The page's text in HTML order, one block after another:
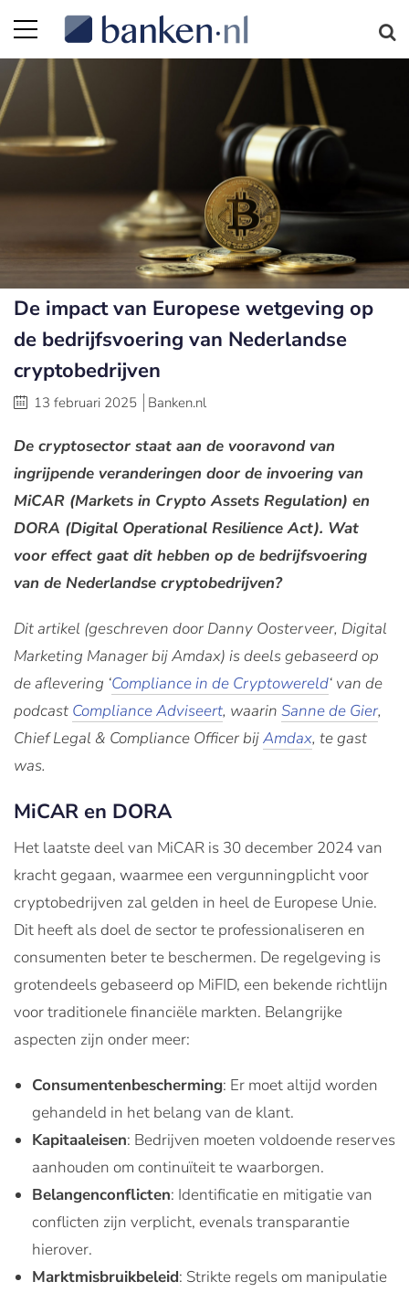
De impact van Europese wetgeving op
de bedrijfsvoering van Nederlandse
cryptobedrijven
13 februari 2025 Banken.nl
De cryptosector staat aan de vooravond van
ingrijpende veranderingen door de invoering van
MiCAR (Markets in Crypto Assets Regulation) en
DORA (Digital Operational Resilience Act). Wat
voor effect gaat dit hebben op de bedrijfsvoering
van de Nederlandse cryptobedrijven?
Dit artikel (geschreven door Danny Oosterveer, Digital
Marketing Manager bij Amdax) is deels gebaseerd op
de aflevering ‘Compliance in de Cryptowereld‘ van de
podcast Compliance Adviseert, waarin Sanne de Gier,
Chief Legal & Compliance Officer bijAmdax, te gast
was.
MiCAR en DORA
Het laatste deel van MiCAR is 30 december 2024 van
kracht gegaan, waarmee een vergunningplicht voor
cryptobedrijven zal gelden in heel de Europese Unie.
Dit heeft als doel de sector te professionaliseren en
consumenten beter te beschermen. De regelgeving is
grotendeels gebaseerd op MiFID, een bekende richtlijn
voor traditionele financiële markten. Belangrijke
aspecten zijn onder meer:
Consumentenbescherming: Er moet altijd worden
gehandeld in het belang van de klant.
Kapitaaleisen: Bedrijven moeten voldoende reserves
aanhouden om continuïteit te waarborgen.
Belangenconflicten: Identificatie en mitigatie van
conflicten zijn verplicht, evenals transparantie
hierover.
Marktmisbruikbeleid: Strikte regels om manipulatie